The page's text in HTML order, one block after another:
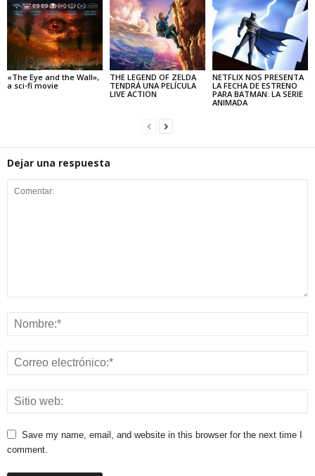
«The Eye and the Wall»,
a sci-fi movie
THE LEGEND OF ZELDA
TENDRÁ UNA PELÍCULA
LIVE ACTION
NETFLIX NOS PRESENTA
LA FECHA DE ESTRENO
PARA BATMAN: LA SERIE
ANIMADA
Dejar una respuesta
Save my name, email, and website in this browser for the next time I
comment.